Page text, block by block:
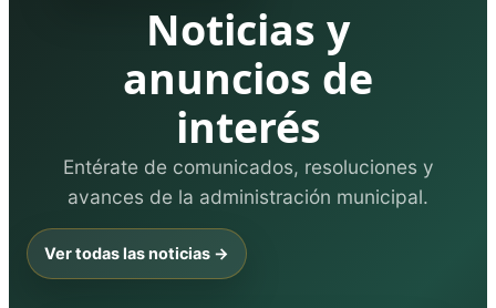
Noticias y
anuncios de
interés
Entérate de comunicados, resoluciones y
avances de la administración municipal.
Ver todas las noticias →